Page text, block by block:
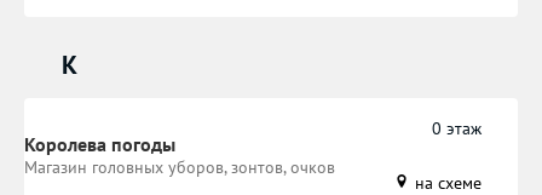
К
Королева погоды
Магазин головных уборов, зонтов, очков
0 этаж
на схеме